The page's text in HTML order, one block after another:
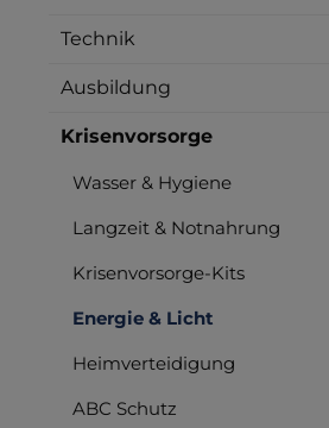
Technik
Ausbildung
Krisenvorsorge
Wasser & Hygiene
Langzeit & Notnahrung
Krisenvorsorge-Kits
Energie & Licht
Heimverteidigung
ABC Schutz